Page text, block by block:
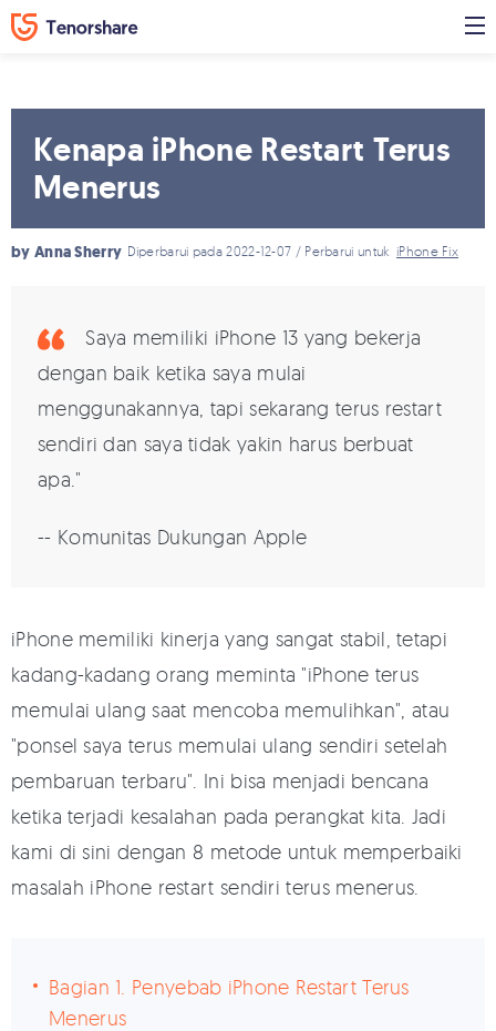
Kenapa iPhone Restart Terus
Menerus
by Anna Sherry Diperbarui pada 2022-12-07 / Perbarui untukiPhone Fix
Saya memiliki iPhone 13 yang bekerja
dengan baik ketika saya mulai
menggunakannya, tapi sekarang terus restart
sendiri dan saya tidak yakin harus berbuat
apa."
-- Komunitas Dukungan Apple
iPhone memiliki kinerja yang sangat stabil, tetapi
kadang-kadang orang meminta "iPhone terus
memulai ulang saat mencoba memulihkan", atau
"ponsel saya terus memulai ulang sendiri setelah
pembaruan terbaru". Ini bisa menjadi bencana
ketika terjadi kesalahan pada perangkat kita. Jadi
kami di sini dengan 8 metode untuk memperbaiki
masalah iPhone restart sendiri terus menerus.
Bagian 1. Penyebab iPhone Restart Terus
Menerus